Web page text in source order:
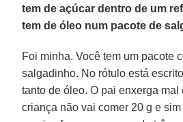
tem de açúcar dentro de um
tem de óleo num pacote de
Foi minha. Você tem um pacote
salgadinho. No rótulo está
tanto de óleo. O pai enxerga mal
criança não vai comer 20 g e